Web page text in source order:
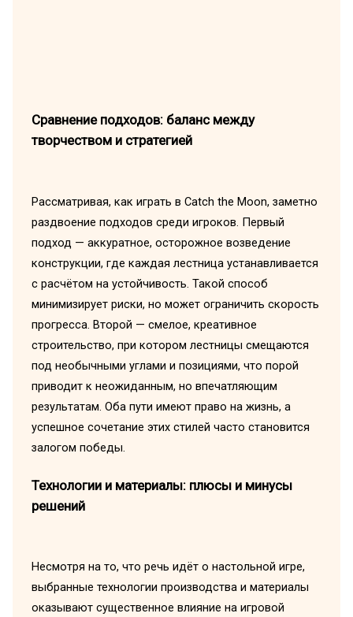
Сравнение подходов: баланс между
творчеством и стратегией
Рассматривая, как играть в Catch the Moon, заметно
раздвоение подходов среди игроков. Первый
подход — аккуратное, осторожное возведение
конструкции, где каждая лестница устанавливается
с расчётом на устойчивость. Такой способ
минимизирует риски, но может ограничить скорость
прогресса. Второй — смелое, креативное
строительство, при котором лестницы смещаются
под необычными углами и позициями, что порой
приводит к неожиданным, но впечатляющим
результатам. Оба пути имеют право на жизнь, а
успешное сочетание этих стилей часто становится
залогом победы.
Технологии и материалы: плюсы и минусы
решений
Несмотря на то, что речь идёт о настольной игре,
выбранные технологии производства и материалы
оказывают существенное влияние на игровой